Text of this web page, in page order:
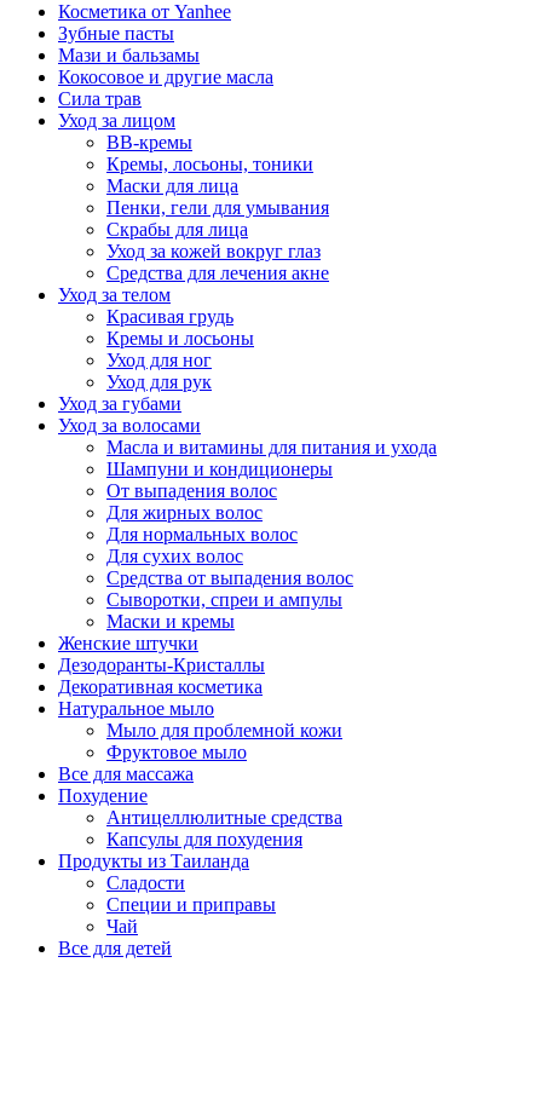
Косметика от Yanhee
Зубные пасты
Мази и бальзамы
Кокосовое и другие масла
Сила трав
Уход за лицом
BB-кремы
Кремы, лосьоны, тоники
Маски для лица
Пенки, гели для умывания
Скрабы для лица
Уход за кожей вокруг глаз
Средства для лечения акне
Уход за телом
Красивая грудь
Кремы и лосьоны
Уход для ног
Уход для рук
Уход за губами
Уход за волосами
Масла и витамины для питания и ухода
Шампуни и кондиционеры
От выпадения волос
Для жирных волос
Для нормальных волос
Для сухих волос
Средства от выпадения волос
Сыворотки, спреи и ампулы
Маски и кремы
Женские штучки
Дезодоранты-Кристаллы
Декоративная косметика
Натуральное мыло
Мыло для проблемной кожи
Фруктовое мыло
Все для массажа
Похудение
Антицеллюлитные средства
Капсулы для похудения
Продукты из Таиланда
Сладости
Специи и приправы
Чай
Все для детей